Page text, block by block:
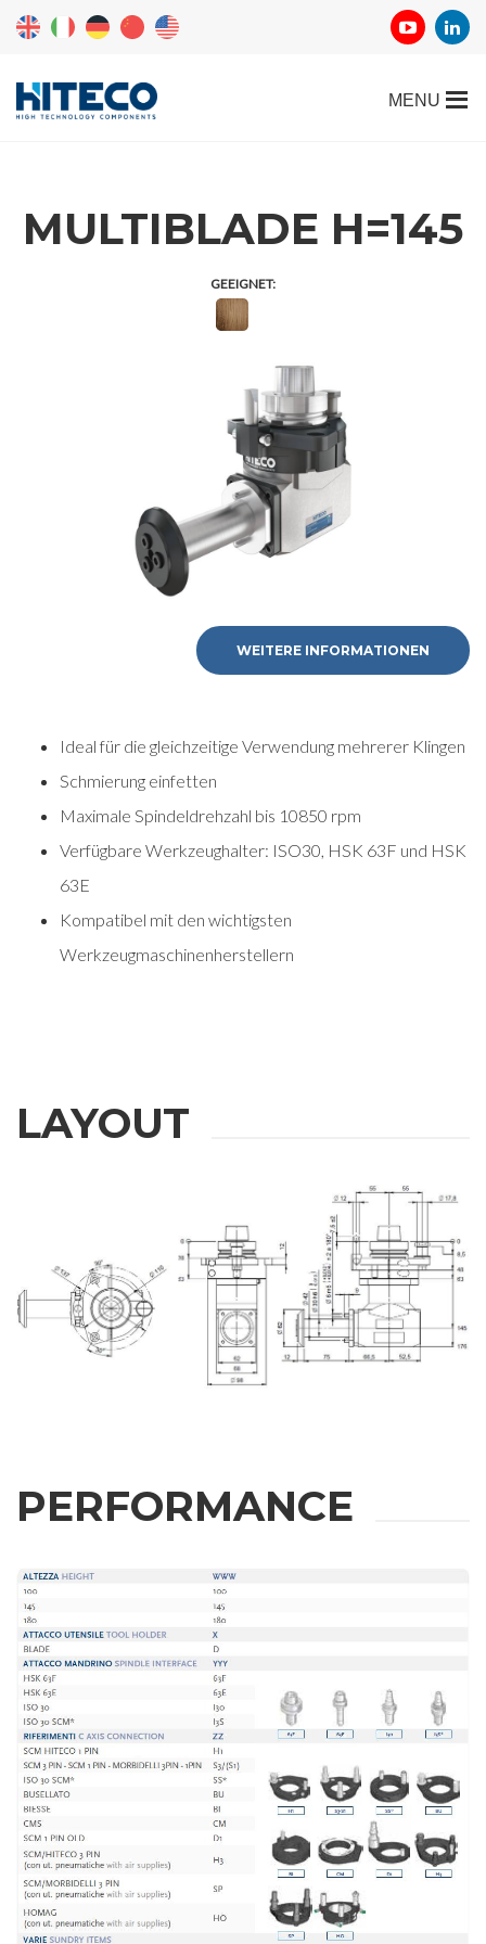
INFORMATIONEN
Bitte füllen Sie das Formular aus, um weitere Informationen zu
erhalten
Vorname
Nachname
E-mail
Firma
MULTIBLADE H=145
GEEIGNET:
WEITERE INFORMATIONEN
Ideal für die gleichzeitige Verwendung mehrerer Klingen
Schmierung einfetten
Maximale Spindeldrehzahl bis 10850 rpm
Verfügbare Werkzeughalter: ISO30, HSK 63F und HSK
63E
Kompatibel mit den wichtigsten
Werkzeugmaschinenherstellern
LAYOUT
PERFORMANCE